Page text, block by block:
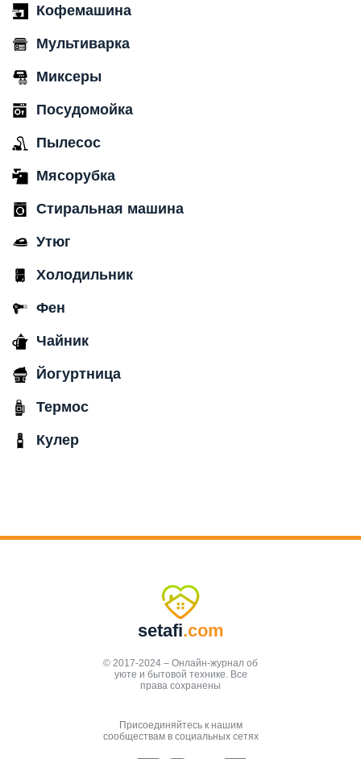
Кофемашина
Мультиварка
Миксеры
Посудомойка
Пылесос
Мясорубка
Стиральная машина
Утюг
Холодильник
Фен
Чайник
Йогуртница
Термос
Кулер
setafi.com
© 2017-2024 – Онлайн-журнал об
уюте и бытовой технике. Все
права сохранены
Присоединяйтесь к нашим
сообществам в социальных сетях